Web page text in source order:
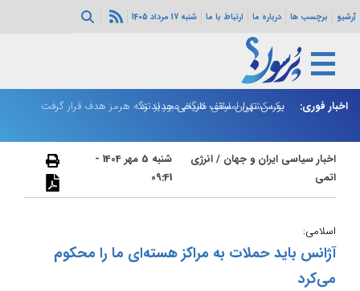
آرشیو برچسب ها درباره ما ارتباط با ما شنبه 17 مرداد 1405
اخبار فوری: یک کشتی اماراتی هنگام عبور از تنگه هرمز هدف قرار گرفت
بورس تهران سقف تاریخی جدید زد
اخبار سیاسی ایران و جهان /انرژی
اتمی
شنبه 5 مهر 1404 -
09:41
اسلامی:
آژانس باید حملات به مراکز هسته‌ای ما را محکوم
می‌کرد